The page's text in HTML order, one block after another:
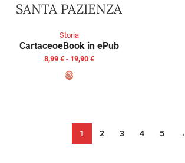
SANTA PAZIENZA
Storia
CartaceoeBook in ePub
8,99 € - 19,90 €
1 2 3 4 5 →